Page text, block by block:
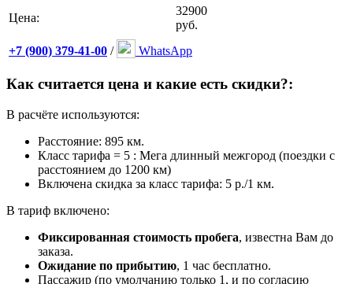
Цена:
32900
руб.
+7 (900) 379-41-00 / WhatsApp
Как считается цена и какие есть скидки?:
В расчёте используются:
Расстояние: 895 км.
Класс тарифа = 5 : Мега длинный межгород (поездки с
расстоянием до 1200 км)
Включена скидка за класс тарифа: 5 р./1 км.
В тариф включено:
Фиксированная стоимость пробега, известна Вам до
заказа.
Ожидание по прибытию, 1 час бесплатно.
Пассажир (по умолчанию только 1, и по согласию